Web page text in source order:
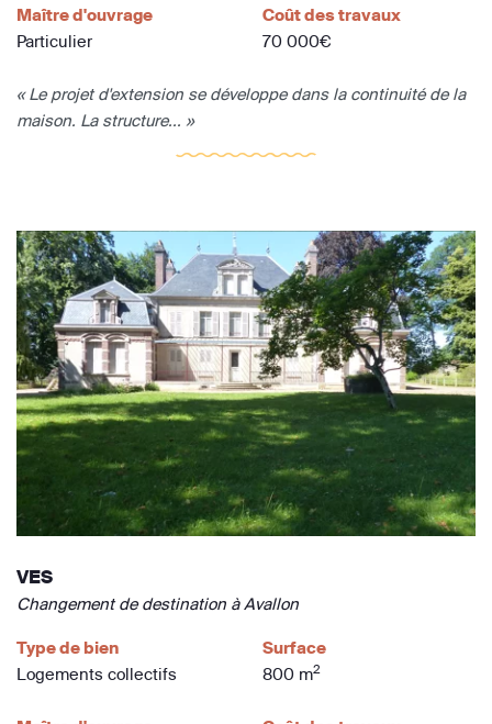
Maître d'ouvrage
Particulier
Coût des travaux
70 000€
« Le projet d'extension se développe dans la continuité de la
maison. La structure... »
VES
Changement de destination à Avallon
Type de bien
Logements collectifs
Surface
800 m2